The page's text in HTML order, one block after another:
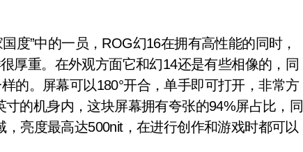
”中的一员，ROG幻16在拥有高性能的同时，
厚重。在外观方面它和幻14还是有些相像的，同
的。屏幕可以180°开合，单手即可打开，非常方
的机身内，这块屏幕拥有夸张的94%屏占比，同
亮度最高达500nit，在进行创作和游戏时都可以